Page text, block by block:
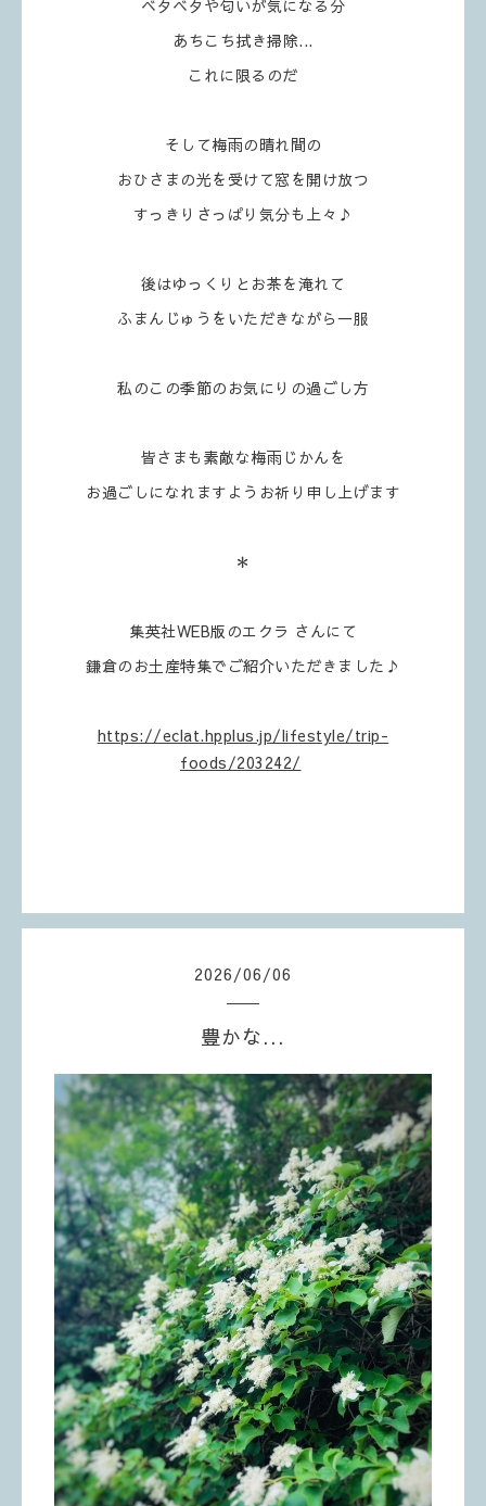
ベタベタや匂いが気になる分
あちこち拭き掃除...
これに限るのだ
そして梅雨の晴れ間の
おひさまの光を受けて窓を開け放つ
すっきりさっぱり気分も上々♪
後はゆっくりとお茶を淹れて
ふまんじゅうをいただきながら一服
私のこの季節のお気にりの過ごし方
皆さまも素敵な梅雨じかんを
お過ごしになれますようお祈り申し上げます
＊
集英社WEB版のエクラ さんにて
鎌倉のお土産特集でご紹介いただきました♪
https://eclat.hpplus.jp/lifestyle/trip-
foods/203242/
2026/06/06
豊かな...